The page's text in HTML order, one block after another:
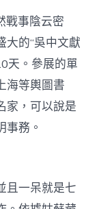
戰事陰云密
大的“吳中文獻
天。參展的單
海等輿圖書
家，可以說是
事務。
且一呆就是七